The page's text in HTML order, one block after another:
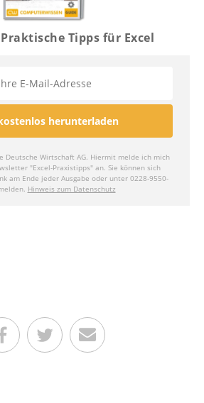
Teilen auf Facebook
Teilen auf Twitter
Per E-Mail senden